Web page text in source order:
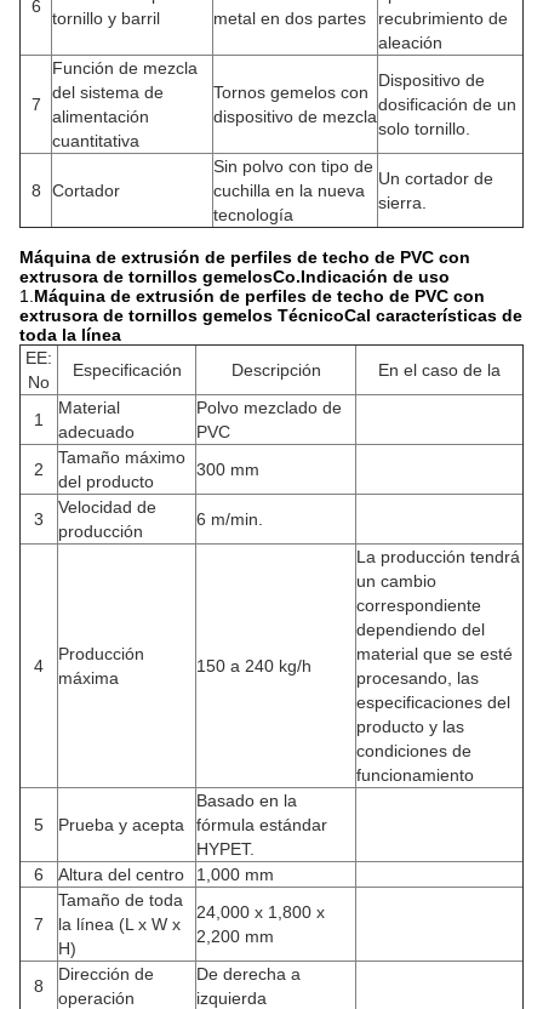
6
tornillo y barril
metal en dos partes
recubrimiento de
aleación
7
Función de mezcla
del sistema de
alimentación
cuantitativa
Tornos gemelos con
dispositivo de mezcla
Dispositivo de
dosificación de un
solo tornillo.
8 Cortador
Sin polvo con tipo de
cuchilla en la nueva
tecnología
Un cortador de
sierra.
Máquina de extrusión de perfiles de techo de PVC con
extrusora de tornillos gemelosCo.Indicación de uso
1. Máquina de extrusión de perfiles de techo de PVC con
extrusora de tornillos gemelos TécnicoCal características de
toda la línea
EE:
No
Especificación Descripción En el caso de la
1
Material
adecuado
Polvo mezclado de
PVC
2
Tamaño máximo
del producto
300 mm
3
Velocidad de
producción
6 m/min.
4
Producción
máxima
150 a 240 kg/h
La producción tendrá
un cambio
correspondiente
dependiendo del
material que se esté
procesando, las
especificaciones del
producto y las
condiciones de
funcionamiento
5 Prueba y acepta
Basado en la
fórmula estándar
HYPET.
6
Altura del centro 1,000 mm
7
Tamaño de toda
la línea (L x W x
H)
24,000 x 1,800 x
2,200 mm
8
Dirección de
operación
De derecha a
izquierda